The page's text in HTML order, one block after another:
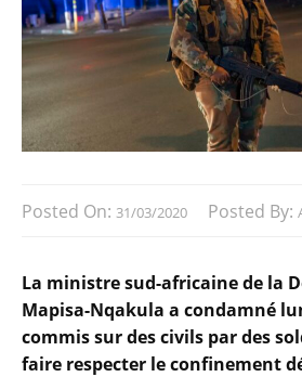
Posted On: 31/03/2020 Posted By:
La ministre sud-africaine de la
Mapisa-Nqakula a condamné
commis sur des civils par des
faire respecter le confinement